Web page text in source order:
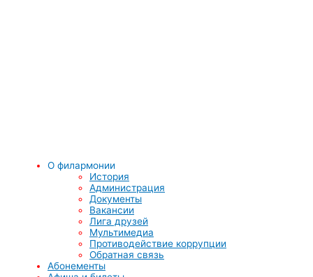
О филармонии
История
Администрация
Документы
Вакансии
Лига друзей
Мультимедиа
Противодействие коррупции
Обратная связь
Абонементы